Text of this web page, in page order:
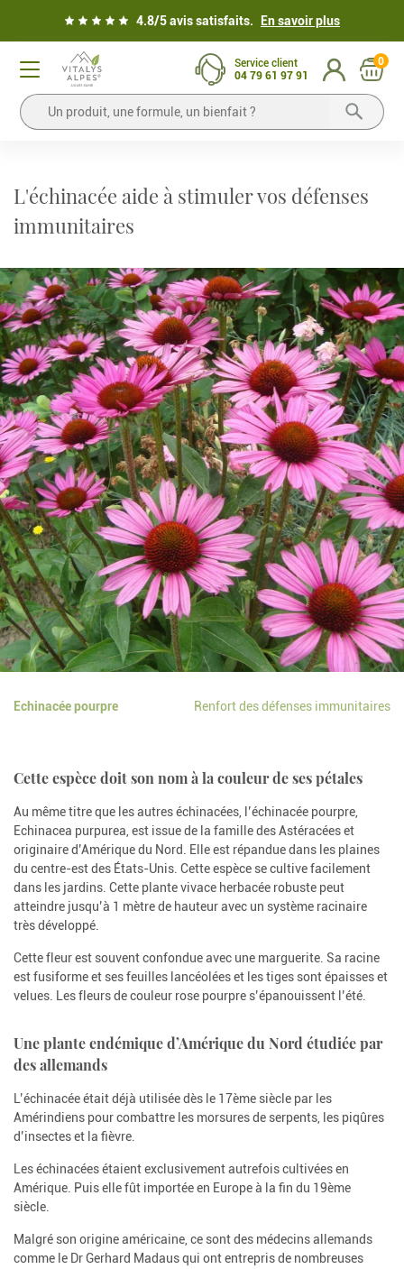
4.8/5 avis satisfaits. En savoir plus
Service client
04 79 61 97 91
0
L'échinacée aide à stimuler vos défenses
immunitaires
Echinacée pourpre Renfort des défenses immunitaires
Cette espèce doit son nom à la couleur de ses pétales
Au même titre que les autres échinacées, l’échinacée pourpre,
Echinacea purpurea, est issue de la famille des Astéracées et
originaire d’Amérique du Nord. Elle est répandue dans les plaines
du centre-est des États-Unis. Cette espèce se cultive facilement
dans les jardins. Cette plante vivace herbacée robuste peut
atteindre jusqu’à 1 mètre de hauteur avec un système racinaire
très développé.
Cette fleur est souvent confondue avec une marguerite. Sa racine
est fusiforme et ses feuilles lancéolées et les tiges sont épaisses et
velues. Les fleurs de couleur rose pourpre s’épanouissent l’été.
Une plante endémique d’Amérique du Nord étudiée par
des allemands
L’échinacée était déjà utilisée dès le 17ème siècle par les
Amérindiens pour combattre les morsures de serpents, les piqûres
d’insectes et la fièvre.
Les échinacées étaient exclusivement autrefois cultivées en
Amérique. Puis elle fût importée en Europe à la fin du 19ème
siècle.
Malgré son origine américaine, ce sont des médecins allemands
comme le Dr Gerhard Madaus qui ont entrepris de nombreuses